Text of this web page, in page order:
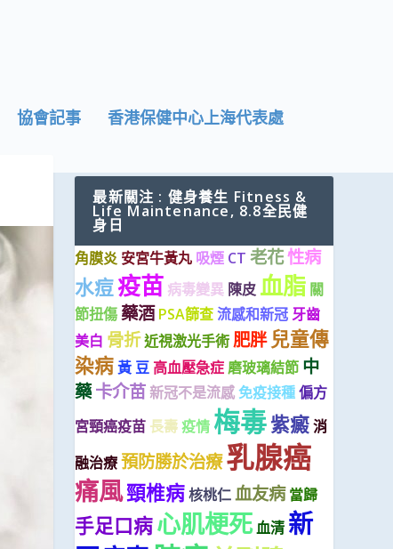
協會記事 香港保健中心上海代表處
最新關注 : 健身養生 Fitness &
Life Maintenance, 8.8全民健
身日
角膜炎 安宮牛黃丸 吸煙 CT 老花性病
水痘疫苗 病毒變異 陳皮 血脂 關
節扭傷藥酒 PSA篩查流感和新冠牙齒
美白 骨折近視激光手術 肥胖 兒童傳
染病黃 豆 高血壓急症磨玻璃結節 中
藥卡介苗 新冠不是流感免疫接種偏方
宮頸癌疫苗 長壽疫情 梅毒紫癜消
融治療預防勝於治療乳腺癌
痛風頸椎病核桃仁血友病 當歸
手足口病心肌梗死血清 新